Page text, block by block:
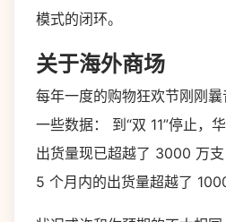
模式的闭环。
关于海外商场
每年一度的购物狂欢节刚刚
一些数据： 到“双 11”停止，
出货量现已超越了 3000 万
5 个月内的出货量超越了